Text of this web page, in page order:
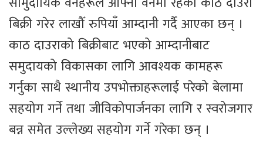
बिक्री गरेर लाखौँ रुपियाँ आम्दानी गर्दै आएका छन् ।
काठ दाउराको बिक्रीबाट भएको आम्दानीबाट
समुदायको विकासका लागि आवश्यक कामहरू
गर्नुका साथै स्थानीय उपभोक्ताहरूलाई परेको बेलामा
सहयोग गर्ने तथा जीविकोपार्जनका लागि र स्वरोजगार
बन्न समेत उल्लेख्य सहयोग गर्ने गरेका छन् ।